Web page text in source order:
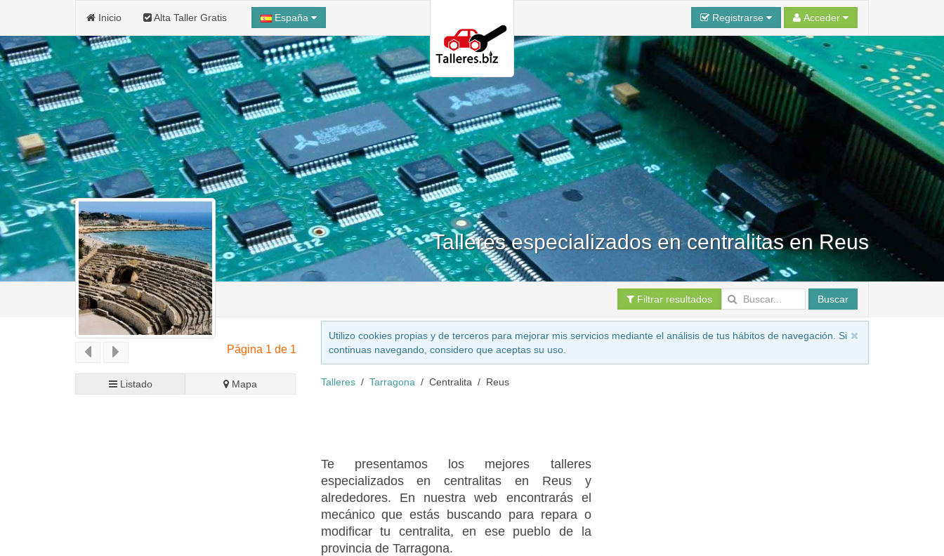
Inicio Alta Taller Gratis España Registrarse Acceder
Talleres especializados en centralitas en Reus
Filtrar resultados Buscar
Página 1 de 1
Listado Mapa
Utilizo cookies propias y de terceros para mejorar mis servicios mediante el análisis de tus hábitos de navegación. Si
continuas navegando, considero que aceptas su uso.
Talleres Tarragona Centralita Reus
Te presentamos los mejores talleres
especializados en centralitas en Reus y
alrededores. En nuestra web encontrarás el
mecánico que estás buscando para repara o
modificar tu centralita, en ese pueblo de la
provincia de Tarragona.